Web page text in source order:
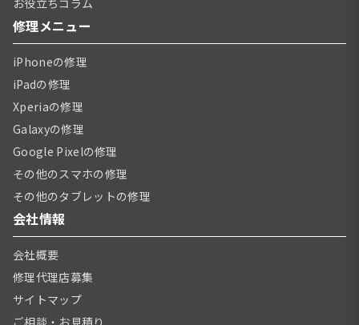
お役立ちコラム
修理メニュー
iPhoneの修理
iPadの修理
Xperiaの修理
Galaxyの修理
Google Pixelの修理
その他のスマホの修理
その他のタブレットの修理
会社情報
会社概要
修理代理店募集
サイトマップ